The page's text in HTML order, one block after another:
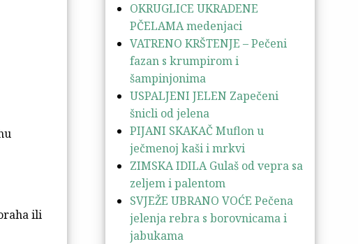
ili
OKRUGLICE UKRADENE
PČELAMA medenjaci
VATRENO KRŠTENJE – Pečeni
fazan s krumpirom i
šampinjonima
USPALJENI JELEN Zapečeni
šnicli od jelena
PIJANI SKAKAČ Muflon u
ječmenoj kaši i mrkvi
ZIMSKA IDILA Gulaš od vepra sa
zeljem i palentom
SVJEŽE UBRANO VOĆE Pečena
jelenja rebra s borovnicama i
jabukama